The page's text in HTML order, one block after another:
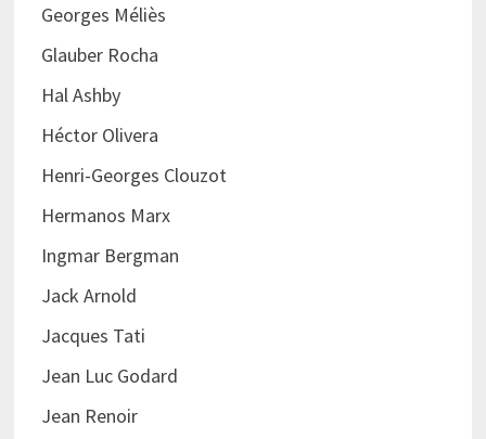
Georges Méliès
Glauber Rocha
Hal Ashby
Héctor Olivera
Henri-Georges Clouzot
Hermanos Marx
Ingmar Bergman
Jack Arnold
Jacques Tati
Jean Luc Godard
Jean Renoir